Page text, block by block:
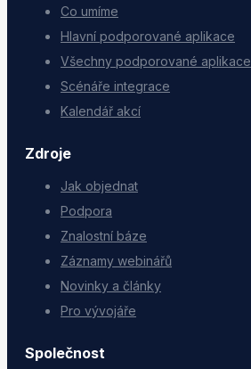
Co umíme
Hlavní podporované aplikace
Všechny podporované aplikace
Scénáře integrace
Kalendář akcí
Zdroje
Jak objednat
Podpora
Znalostní báze
Záznamy webinářů
Novinky a články
Pro vývojáře
Společnost